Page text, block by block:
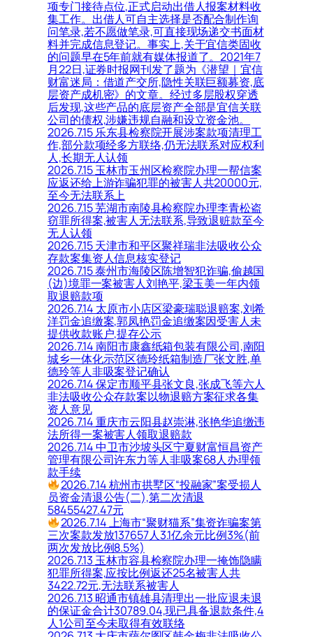
项专门接待点位,正式启动出借人报案材料收
集工作。出借人可自主选择是否配合制作询
问笔录,若不愿做笔录,可直接现场递交书面材
料并完成信息登记。事实上,关于宜信类固收
的问题早在5年前就有媒体报道了。2021年7
月22日,证券时报网刊发了题为《潜望｜宜信
财富迷局：借道产交所,隐性关联巨额募资,底
层资产成机密》的文章。经过多层股权穿透
后发现,这些产品的底层资产全部是宜信关联
公司的债权,涉嫌违规自融和设立资金池。
2026.7.15 乐东县检察院开展涉案款项清理工
作,部分款项经多方联络,仍无法联系对应权利
人,长期无人认领
2026.7.15 玉林市玉州区检察院办理一帮信案
应返还给上游诈骗犯罪的被害人共20000元,
至今无法联系上
2026.7.15 芜湖市南陵县检察院办理李青松盗
窃罪所得案,被害人无法联系,导致退赃款至今
无人认领
2026.7.15 天津市和平区聚祥瑞非法吸收公众
存款案集资人信息核实登记
2026.7.15 泰州市海陵区陈增智犯诈骗,偷越国
(边)境罪一案被害人刘艳平,梁玉美一年内领
取退赔款项
2026.7.14 太原市小店区梁豪瑞聪退赔案,刘希
洋罚金追缴案,郭凤艳罚金追缴案因受害人未
提供收款账户,提存公示
2026.7.14 南阳市康鑫纸箱包装有限公司,南阳
城乡一体化示范区德玲纸箱制造厂张文胜,单
德玲等人非吸案登记确认
2026.7.14 保定市顺平县张文良,张成飞等六人
非法吸收公众存款案以物退赔方案征求各集
资人意见
2026.7.14 重庆市云阳县赵崇淋,张艳华追缴违
法所得一案被害人领取退赔款
2026.7.14 中卫市沙坡头区宁夏财富恒昌资产
管理有限公司许东力等人非吸案68人办理领
款手续
2026.7.14 杭州市拱墅区“投融家”案受损人
员资金清退公告(二),第二次清退
58455427.47元
2026.7.14 上海市“聚财猫系”集资诈骗案第
三次案款发放137657人3.1亿余元比例3%(前
两次发放比例8.5%)
2026.7.13 玉林市容县检察院办理一掩饰隐瞒
犯罪所得案,应按比例返还25名被害人共
3422.72元,无法联系被害人
2026.7.13 昭通市镇雄县清理出一批应退未退
的保证金合计30789.04,现已具备退款条件,4
人1公司至今未取得有效联络